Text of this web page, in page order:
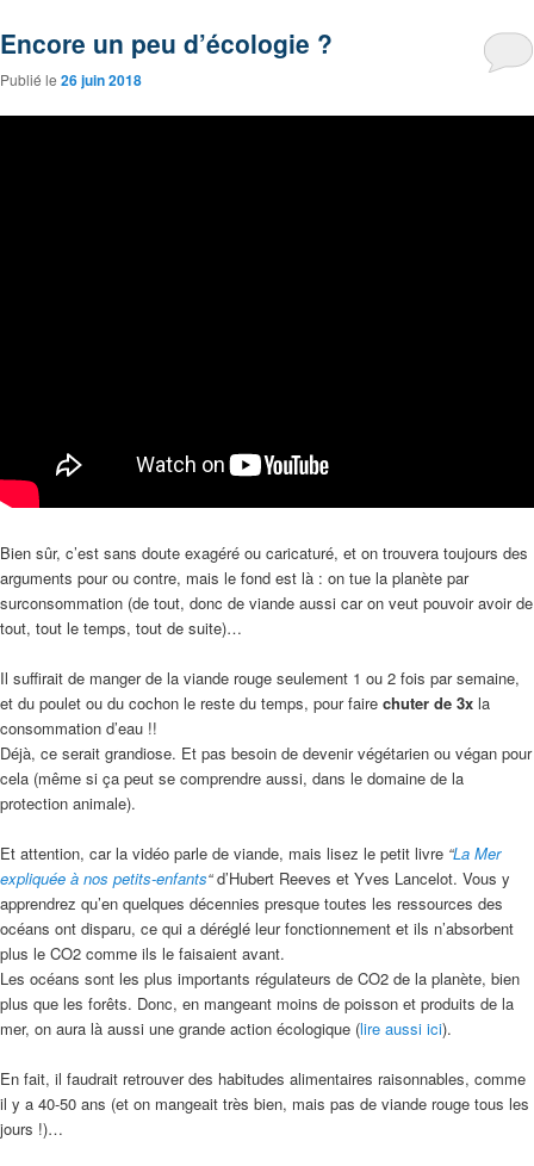
Encore un peu d’écologie ?
Publié le 26 juin 2018
Bien sûr, c’est sans doute exagéré ou caricaturé, et on trouvera toujours des
arguments pour ou contre, mais le fond est là : on tue la planète par
surconsommation (de tout, donc de viande aussi car on veut pouvoir avoir de
tout, tout le temps, tout de suite)…
Il suffirait de manger de la viande rouge seulement 1 ou 2 fois par semaine,
et du poulet ou du cochon le reste du temps, pour faire chuter de 3x la
consommation d’eau !!
Déjà, ce serait grandiose. Et pas besoin de devenir végétarien ou végan pour
cela (même si ça peut se comprendre aussi, dans le domaine de la
protection animale).
Et attention, car la vidéo parle de viande, mais lisez le petit livre “La Mer
expliquée à nos petits-enfants“d’Hubert Reeves et Yves Lancelot. Vous y
apprendrez qu’en quelques décennies presque toutes les ressources des
océans ont disparu, ce qui a déréglé leur fonctionnement et ils n’absorbent
plus le CO2 comme ils le faisaient avant.
Les océans sont les plus importants régulateurs de CO2 de la planète, bien
plus que les forêts. Donc, en mangeant moins de poisson et produits de la
mer, on aura là aussi une grande action écologique (lire aussi ici).
En fait, il faudrait retrouver des habitudes alimentaires raisonnables, comme
il y a 40-50 ans (et on mangeait très bien, mais pas de viande rouge tous les
jours !)…